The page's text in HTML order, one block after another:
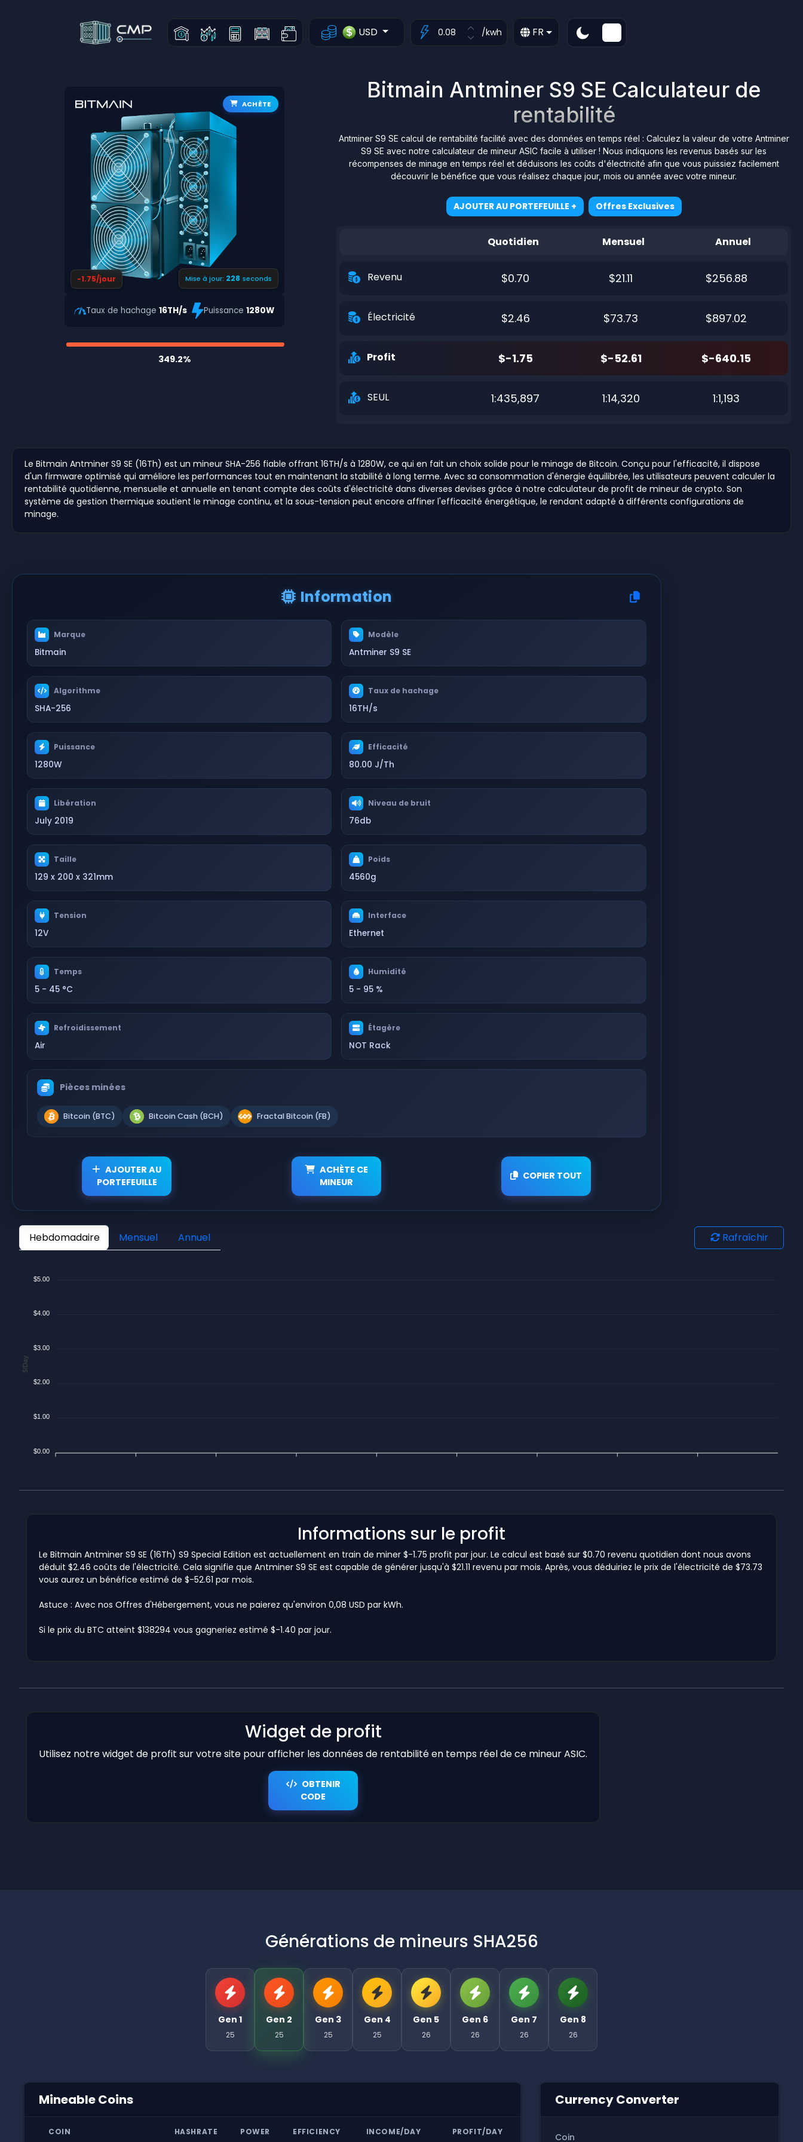
USD /kwh FR
ACHÈTE
-1.75/jour Mise à jour: 227 seconds
Taux de hachage16TH/s Puissance 1280W
349.2%
Bitmain Antminer S9 SE Calculateur de
rentabilité
Antminer S9 SE calcul de rentabilité facilité avec des données en temps réel : Calculez la valeur de votre Antminer
S9 SE avec notre calculateur de mineur ASIC facile à utiliser ! Nous indiquons les revenus basés sur les
récompenses de minage en temps réel et déduisons les coûts d'électricité afin que vous puissiez facilement
découvrir le bénéfice que vous réalisez chaque jour, mois ou année avec votre mineur.
AJOUTER AU PORTEFEUILLE + Offres Exclusives
Quotidien Mensuel Annuel
Revenu $0.70 $21.11 $256.88
Électricité $2.46 $73.73 $897.02
Profit $-1.75 $-52.61 $-640.15
SEUL 1:435,897 1:14,320 1:1,193
Le Bitmain Antminer S9 SE (16Th) est un mineur SHA-256 fiable offrant 16TH/s à 1280W, ce qui en fait un choix solide pour le minage de Bitcoin. Conçu pour l'efficacité, il dispose
d'un firmware optimisé qui améliore les performances tout en maintenant la stabilité à long terme. Avec sa consommation d'énergie équilibrée, les utilisateurs peuvent calculer la
rentabilité quotidienne, mensuelle et annuelle en tenant compte des coûts d'électricité dans diverses devises grâce à notre calculateur de profit de mineur de crypto. Son
système de gestion thermique soutient le minage continu, et la sous-tension peut encore affiner l'efficacité énergétique, le rendant adapté à différents configurations de
minage.
Information
Marque
Bitmain
Modèle
Antminer S9 SE
Algorithme
SHA-256
Taux de hachage
16TH/s
Puissance
1280W
Efficacité
80.00 J/Th
Libération
July 2019
Niveau de bruit
76db
Taille
129 x 200 x 321mm
Poids
4560g
Tension
12V
Interface
Ethernet
Temps
5 - 45 °C
Humidité
5 - 95 %
Refroidissement
Air
Étagère
NOT Rack
Pièces minées
Bitcoin (BTC) Bitcoin Cash (BCH) Fractal Bitcoin (FB)
AJOUTER AU
PORTEFEUILLE
ACHÈTE CE
MINEUR
COPIER TOUT
Hebdomadaire Mensuel Annuel Rafraîchir
$5.00
$4.00
$3.00
$2.00
$1.00
$0.00
$/Day
Informations sur le profit
Le Bitmain Antminer S9 SE (16Th) S9 Special Edition est actuellement en train de miner $-1.75 profit par jour. Le calcul est basé sur $0.70 revenu quotidien dont nous avons
déduit $2.46 coûts de l'électricité. Cela signifie que Antminer S9 SE est capable de générer jusqu'à $21.11 revenu par mois. Après, vous déduiriez le prix de l'électricité de $73.73
vous aurez un bénéfice estimé de $-52.61 par mois.
Astuce : Avec nos Offres d'Hébergement, vous ne paierez qu'environ 0,08 USD par kWh.
Si le prix du BTC atteint $138294 vous gagneriez estimé $-1.40 par jour.
Widget de profit
Utilisez notre widget de profit sur votre site pour afficher les données de rentabilité en temps réel de ce mineur ASIC.
OBTENIR
CODE
Générations de mineurs SHA256
Gen 1
25
Gen 2
25
Gen 3
25
Gen 4
25
Gen 5
26
Gen 6
26
Gen 7
26
Gen 8
26
Mineable Coins
COIN HASHRATE POWER EFFICIENCY INCOME/DAY PROFIT/DAY
Currency Converter
Coin